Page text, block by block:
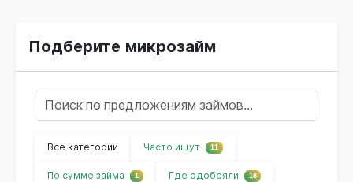
Подберите микрозайм
Все категории Часто ищут 11
По сумме займа 1 Где одобряли 18